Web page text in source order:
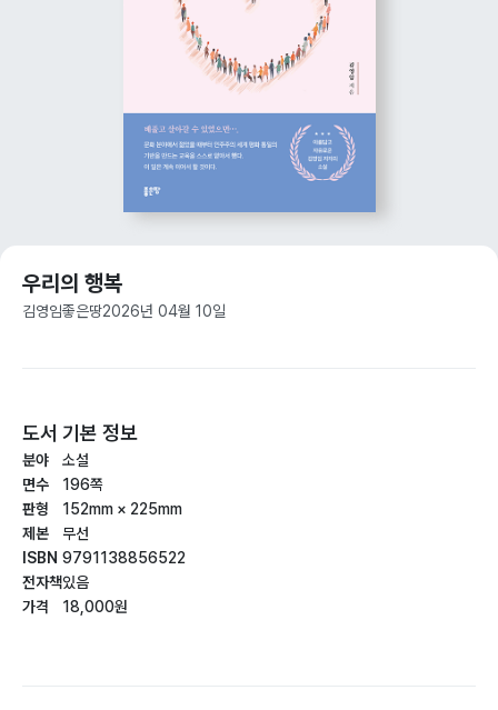
우리의 행복
김영임좋은땅2026년 04월 10일
도서 기본 정보
분야
면수
판형
제본
ISBN
전자책
가격
소설
196쪽
152mm × 225mm
무선
9791138856522
있음
18,000원